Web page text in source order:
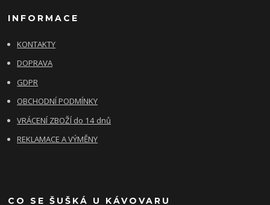
INFORMACE
KONTAKTY
DOPRAVA
GDPR
OBCHODNÍ PODMÍNKY
VRÁCENÍ ZBOŽÍ do 14 dnů
REKLAMACE A VÝMĚNY
CO SE ŠUŠKÁ U KÁVOVARU